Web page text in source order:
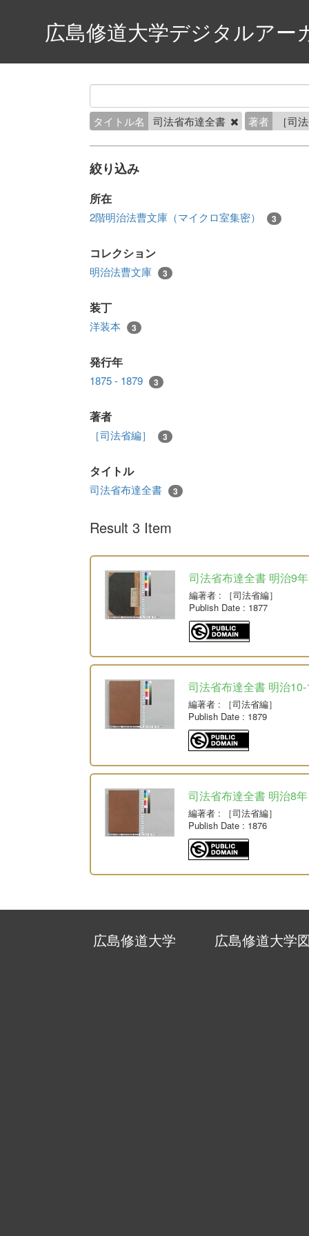
広島修道大学デジタルアー
タイトル名 司法省布達全書 著者 ［司
絞り込み
所在
2階明治法曹文庫（マイクロ室集密） 3
コレクション
明治法曹文庫 3
装丁
洋装本 3
発行年
1875 - 1879 3
著者
［司法省編］ 3
タイトル
司法省布達全書 3
Result 3 Item
司法省布達全書 明治9年
編著者 : ［司法省編］
Publish Date : 1877
司法省布達全書 明治
編著者 : ［司法省編］
Publish Date : 1879
司法省布達全書 明治8年
編著者 : ［司法省編］
Publish Date : 1876
広島修道大学 広島修道大学